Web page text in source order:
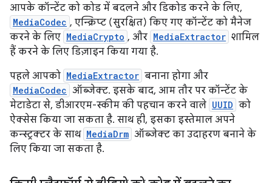
आपके कॉन्टेंट को कोड में बदलने और डिकोड करने के लिए,
MediaCodec , एन्क्रिप्ट (सुरक्षित) किए गए कॉन्टेंट को मैनेज
करने के लिए MediaCrypto , और MediaExtractor शामिल
हैं करने के लिए डिज़ाइन किया गया है.
पहले आपको MediaExtractor बनाना होगा और
MediaCodec ऑब्जेक्ट. इसके बाद, आम तौर पर कॉन्टेंट के
मेटाडेटा से, डीआरएम-स्कीम की पहचान करने वाले UUID को
ऐक्सेस किया जा सकता है. साथ ही, इसका इस्तेमाल अपने
कन्स्ट्रक्टर के साथ MediaDrm ऑब्जेक्ट का उदाहरण बनाने के
लिए किया जा सकता है.